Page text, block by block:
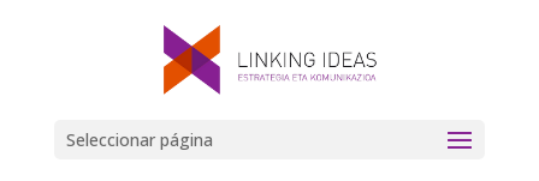
Seleccionar página